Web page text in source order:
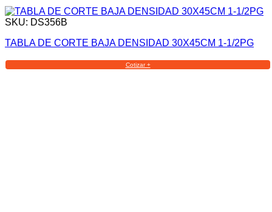
SKU: DS356B
TABLA DE CORTE BAJA DENSIDAD 30X45CM 1-1/2PG
Cotizar +